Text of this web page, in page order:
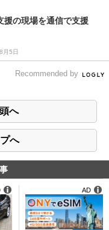
援の現場を通信で支援
月5日
Recommended by
へ
へ
AD